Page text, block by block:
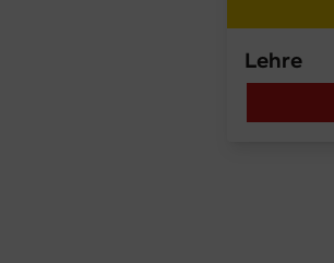
Lehre